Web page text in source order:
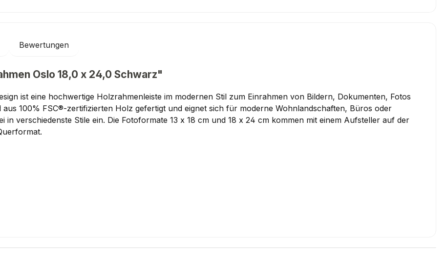
Bewertungen
Oslo 18,0 x 24,0 Schwarz"
ist eine hochwertige Holzrahmenleiste im modernen Stil zum Einrahmen von Bildern, Dokumenten, Fotos
100% FSC®-zertifizierten Holz gefertigt und eignet sich für moderne Wohnlandschaften, Büros oder
in verschiedenste Stile ein. Die Fotoformate 13 x 18 cm und 18 x 24 cm kommen mit einem Aufsteller auf der